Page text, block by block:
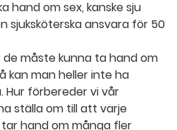
hand om sex, kanske sju
sjuksköterska ansvara för 50
måste kunna ta hand om
kan man heller inte ha
Hur förbereder vi vår
ställa om till att varje
hand om många fler